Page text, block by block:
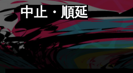
中止・順延